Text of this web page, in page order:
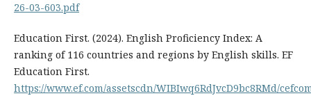
26-03-603.pdf
Education First. (2024). English Proficiency Index: A
ranking of 116 countries and regions by English skills. EF
Education First.
https://www.ef.com/assetscdn/WIBIwq6RdJvcD9bc8RMd/